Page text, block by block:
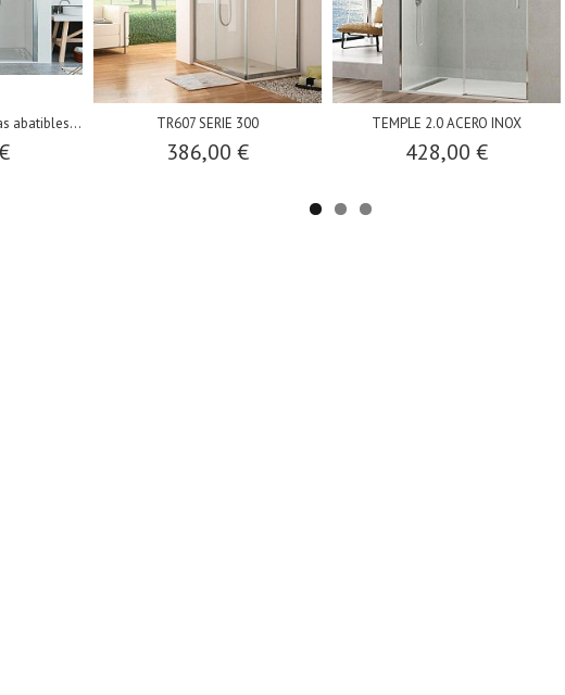
abatibles... TR607 SERIE 300
386,00 €
TEMPLE 2.0 ACERO INOX
428,00 €